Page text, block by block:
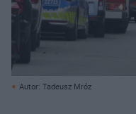
Autor: Tadeusz Mróz